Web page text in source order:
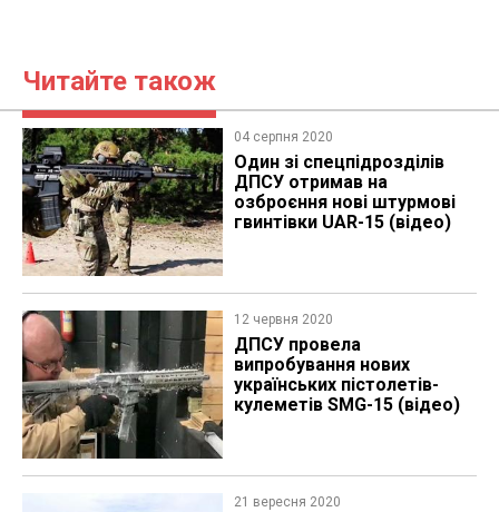
Читайте також
04 серпня 2020
Один зі спецпідрозділів
ДПСУ отримав на
озброєння нові штурмові
гвинтівки UAR-15 (відео)
12 червня 2020
ДПСУ провела
випробування нових
українських пістолетів-
кулеметів SMG-15 (відео)
21 вересня 2020